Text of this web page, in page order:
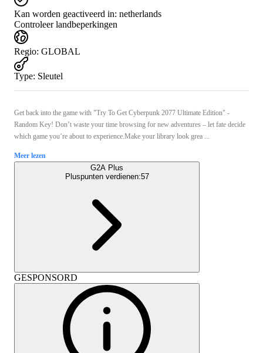
Kan worden geactiveerd in: netherlands
Controleer landbeperkingen
Regio: GLOBAL
Type: Sleutel
Get back into the game with "Try To Get Cyberpunk 2077 Ultimate Edition" -
Random Key! Don’t waste your time browsing for new adventures – let fate decide
which game you’re about to experience.Make your library look grea ...
Meer lezen
G2A Plus
Pluspunten verdienen:57
GESPONSORD